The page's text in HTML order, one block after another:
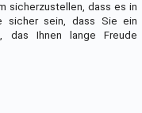
sicherzustellen, dass es in
sicher sein, dass Sie ein
das Ihnen lange Freude